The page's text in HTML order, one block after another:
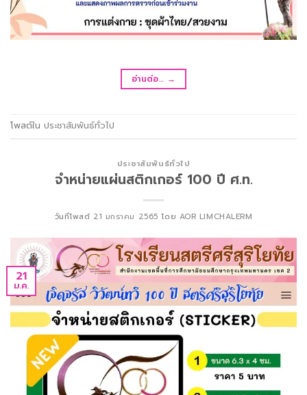
อ่านต่อ… →
โพสต์ใน ประชาสัมพันธ์ทั่วไป
ประชาสัมพันธ์ทั่วไป
จำหน่ายแผ่นสติกเกอร์ 100 ปี ศ.ท.
วันที่โพสต์ 21 มกราคม 2565 โดย AOR LIMCHALERM
21
ม.ค.